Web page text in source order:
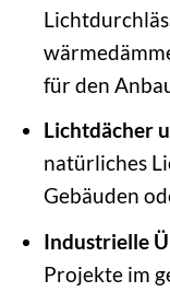
für den
Lichtdächer
natürliches
Gebäuden
Industrielle
Projekte im